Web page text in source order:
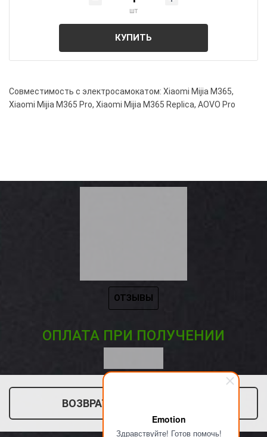
Emotion
Здравствуйте! Готов помочь!
шт
КУПИТЬ
Совместимость с электросамокатом: Xiaomi Mijia M365,
Xiaomi Mijia M365 Pro, Xiaomi Mijia M365 Replica, AOVO Pro
ОТЗЫВЫ
ОПЛАТА ПРИ ПОЛУЧЕНИИ
ВОЗВРАТ ТОВАРА (ПУНКТ 7)